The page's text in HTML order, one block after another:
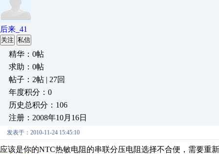
后来_41
关注 私信
精华：0帖
求助：0帖
帖子：2帖 | 27回
年度积分：0
历史总积分：106
注册：2008年10月16日
发表于：2010-11-24 15:45:10
应该是你的NTC热敏电阻的串联分压电阻选择不合便，需要重